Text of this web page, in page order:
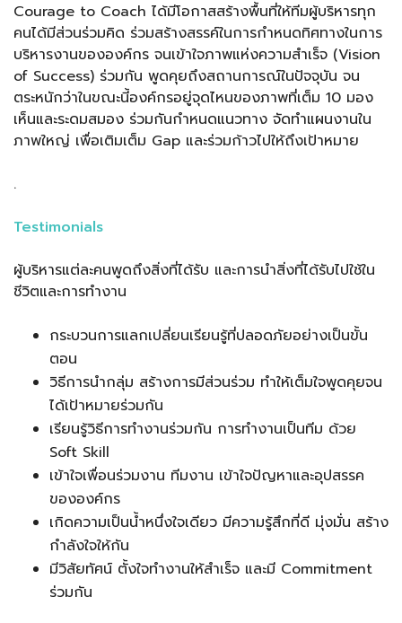
Courage to Coach ได้มีโอกาสสร้างพื้นที่ให้ทีมผู้บริหารทุก
คนได้มีส่วนร่วมคิด ร่วมสร้างสรรค์ในการกำหนดทิศทางในการ
บริหารงานขององค์กร จนเข้าใจภาพแห่งความสำเร็จ (Vision
of Success) ร่วมกัน พูดคุยถึงสถานการณ์ในปัจจุบัน จน
ตระหนักว่าในขณะนี้องค์กรอยู่จุดไหนของภาพที่เต็ม 10 มอง
เห็นและระดมสมอง ร่วมกันกำหนดแนวทาง จัดทำแผนงานใน
ภาพใหญ่ เพื่อเติมเต็ม Gap และร่วมก้าวไปให้ถึงเป้าหมาย
.
Testimonials
ผู้บริหารแต่ละคนพูดถึงสิ่งที่ได้รับ และการนำสิ่งที่ได้รับไปใช้ใน
ชีวิตและการทำงาน
กระบวนการแลกเปลี่ยนเรียนรู้ที่ปลอดภัยอย่างเป็นขั้น
ตอน
วิธีการนำกลุ่ม สร้างการมีส่วนร่วม ทำให้เต็มใจพูดคุยจน
ได้เป้าหมายร่วมกัน
เรียนรู้วิธีการทำงานร่วมกัน การทำงานเป็นทีม ด้วย
Soft Skill
เข้าใจเพื่อนร่วมงาน ทีมงาน เข้าใจปัญหาและอุปสรรค
ขององค์กร
เกิดความเป็นน้ำหนึ่งใจเดียว มีความรู้สึกที่ดี มุ่งมั่น สร้าง
กำลังใจให้กัน
มีวิสัยทัศน์ ตั้งใจทำงานให้สำเร็จ และมี Commitment
ร่วมกัน